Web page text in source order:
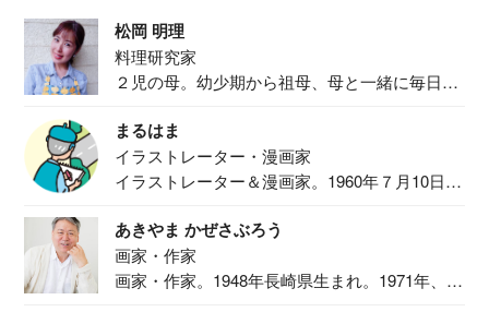
松岡 明理
料理研究家
２児の母。幼少期から祖母、母と一緒に毎日の
まるはま
イラストレーター・漫画家
イラストレーター＆漫画家。1960年７月10日生
あきやま かぜさぶろう
画家・作家
画家・作家。1948年長崎県生まれ。1971年、